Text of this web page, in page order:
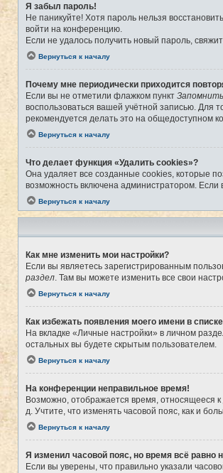
Я забыл пароль!
Не паникуйте! Хотя пароль нельзя
войти на конференцию.
Если не удалось получить новый пароль,
Вернуться к началу
Почему мне периодически приходится
Если вы не отметили флажком пункт
воспользоваться вашей учётной записью. Для
рекомендуется делать это на общедоступном
Вернуться к началу
Что делает функция «Удалить cookies»?
Она удаляет все созданные cookies, которые
возможность включена администратором.
Вернуться к началу
Как мне изменить мои настройки?
Если вы являетесь зарегистрированным
раздел . Там вы можете изменить все свои
Вернуться к началу
Как избежать появления моего имени в
На вкладке «Личные настройки» в личном
остальных вы будете скрытым пользователем.
Вернуться к началу
На конференции неправильное время!
Возможно, отображается время, относящееся к
д. Учтите, что изменять часовой пояс, как и
Вернуться к началу
Я изменил часовой пояс, но время всё равно
Если вы уверены, что правильно указали